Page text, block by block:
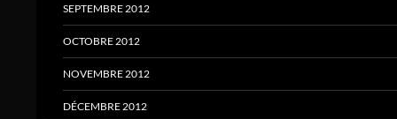
SEPTEMBRE 2012
OCTOBRE 2012
NOVEMBRE 2012
DÉCEMBRE 2012